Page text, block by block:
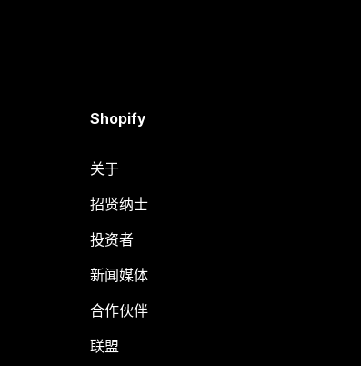
Shopify
关于
招贤纳士
投资者
新闻媒体
合作伙伴
联盟